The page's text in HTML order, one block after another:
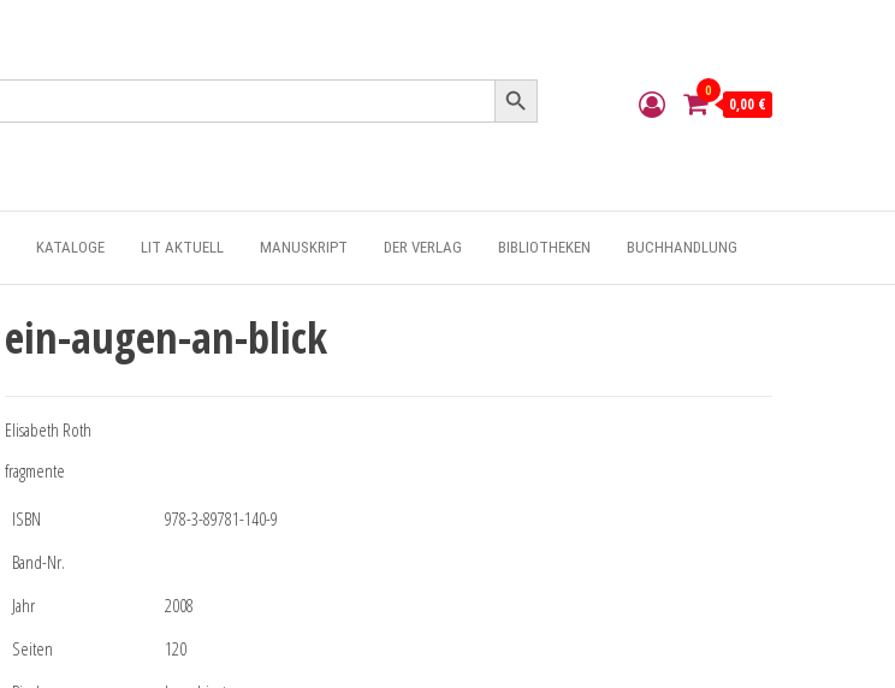
Search Button
0
0,00 €
KATALOGE LIT AKTUELL MANUSKRIPT DER VERLAG BIBLIOTHEKEN BUCHHANDLUNG
ein-augen-an-blick
Elisabeth Roth
fragmente
ISBN
978-3-89781-140-9
Band-Nr.
Jahr
2008
Seiten
120